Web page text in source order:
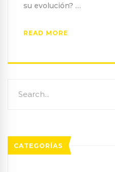
su evolución? …
READ MORE
for:
CATEGORÍAS